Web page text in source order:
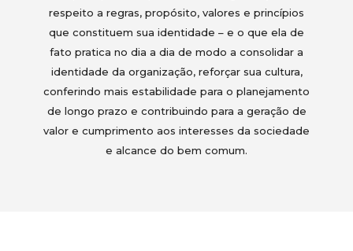
respeito a regras, propósito, valores e princípios
que constituem sua identidade – e o que ela de
fato pratica no dia a dia de modo a consolidar a
identidade da organização, reforçar sua cultura,
conferindo mais estabilidade para o planejamento
de longo prazo e contribuindo para a geração de
valor e cumprimento aos interesses da sociedade
e alcance do bem comum.